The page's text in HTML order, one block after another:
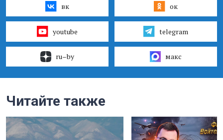
вк ок
youtube telegram
ru–by макс
Читайте также